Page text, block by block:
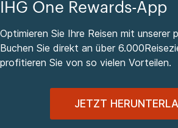
IHG One Rewards-App
Optimieren Sie Ihre Reisen mit unserer
Buchen Sie direkt an über
profitieren Sie von so vielen Vorteilen.
JETZT